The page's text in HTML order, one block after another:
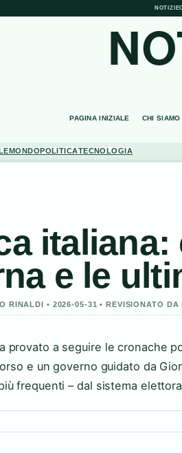
PAGINA INIZIALE CHI SIAMO
MONDOPOLITICATECNOLOGIA
e le
RINALDI • 2026-05-31 • REVISIONATO DA
provato a seguire le cronache
e un governo guidato da
frequenti – dal sistema